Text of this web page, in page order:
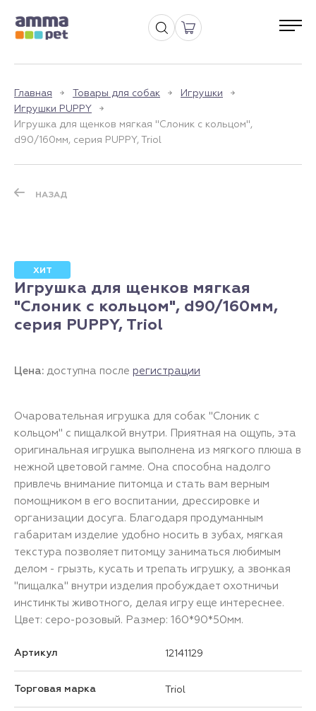
Главная Товары для собак
Игрушки
Игрушки PUPPY
Игрушка для щенков мягкая "Слоник с кольцом",
d90/160мм, серия PUPPY, Triol
НАЗАД
ХИТ
Игрушка для щенков мягкая
"Слоник с кольцом", d90/160мм,
серия PUPPY, Triol
Цена: доступна после регистрации
Очаровательная игрушка для собак "Слоник с
кольцом" с пищалкой внутри. Приятная на ощупь, эта
оригинальная игрушка выполнена из мягкого плюша в
нежной цветовой гамме. Она способна надолго
привлечь внимание питомца и стать вам верным
помощником в его воспитании, дрессировке и
организации досуга. Благодаря продуманным
габаритам изделие удобно носить в зубах, мягкая
текстура позволяет питомцу заниматься любимым
делом - грызть, кусать и трепать игрушку, а звонкая
"пищалка" внутри изделия пробуждает охотничьи
инстинкты животного, делая игру еще интереснее.
Цвет: серо-розовый. Размер: 160*90*50мм.
Артикул 12141129
Торговая марка Triol